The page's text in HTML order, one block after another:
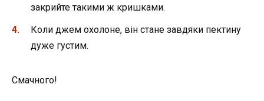
закрийте такими ж кришками.
Коли джем охолоне, він стане завдяки пектину
дуже густим.
Смачного!